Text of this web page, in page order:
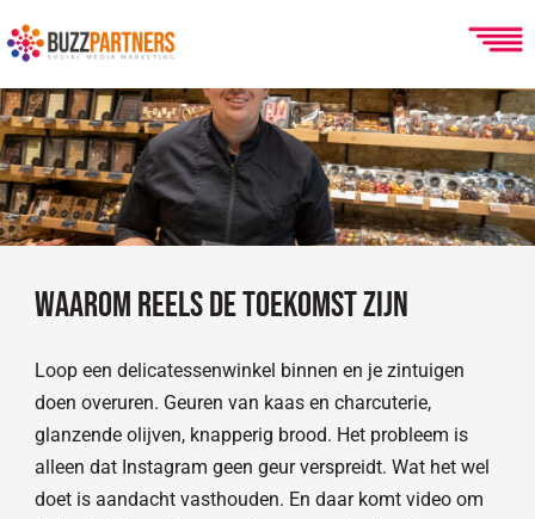
naar
inhoud
Waarom reels de toekomst zijn
Loop een delicatessenwinkel binnen en je zintuigen
doen overuren. Geuren van kaas en charcuterie,
glanzende olijven, knapperig brood. Het probleem is
alleen dat Instagram geen geur verspreidt. Wat het wel
doet is aandacht vasthouden. En daar komt video om